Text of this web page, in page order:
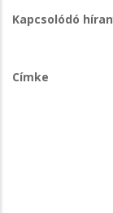
Kapcsolódó
Címke